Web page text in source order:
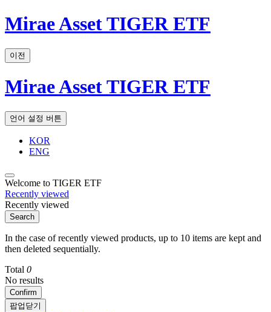
Mirae Asset TIGER ETF
이전
Mirae Asset TIGER ETF
언어 설정 버튼
KOR
ENG
Welcome to TIGER ETF
Recently viewed
Recently viewed
Search
In the case of recently viewed products, up to 10 items are kept and
then deleted sequentially.
Total 0
No results
Confirm
팝업닫기